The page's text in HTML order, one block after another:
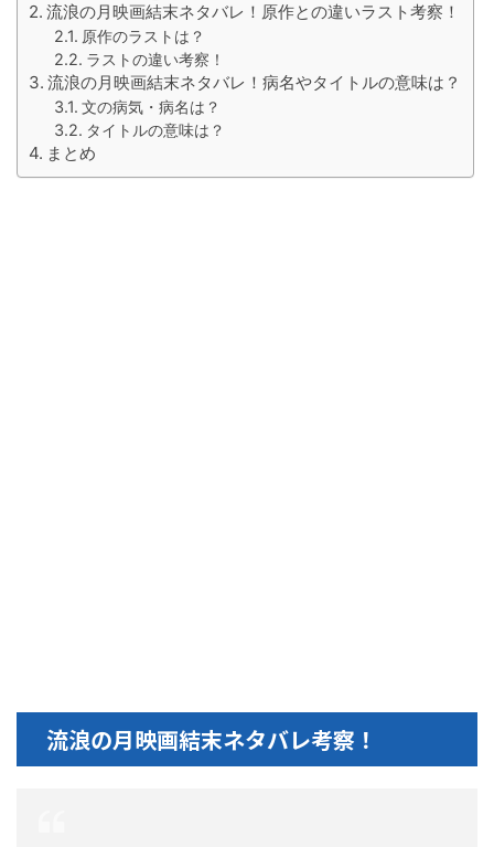
流浪の月映画結末ネタバレ！原作との違いラスト考察！
原作のラストは？
ラストの違い考察！
流浪の月映画結末ネタバレ！病名やタイトルの意味は？
文の病気・病名は？
タイトルの意味は？
まとめ
流浪の月映画結末ネタバレ考察！